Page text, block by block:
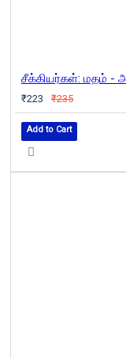
₹223 ₹235
Add to Cart